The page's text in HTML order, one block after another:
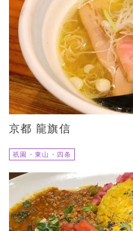
京都 龍旗信
祇園・東山・四条